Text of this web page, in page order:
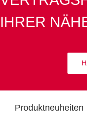
IHRER
Produktneuheiten